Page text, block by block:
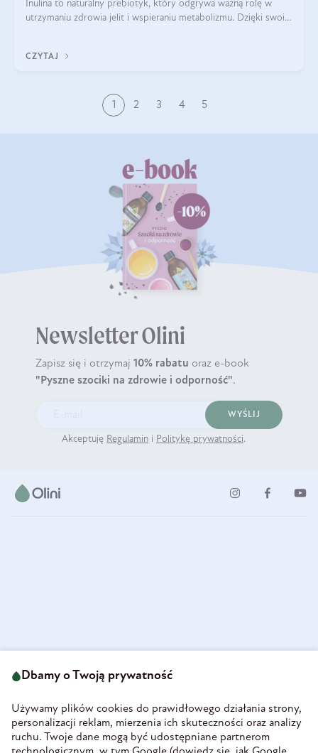
Inulina to naturalny prebiotyk, który odgrywa ważną rolę w
utrzymaniu zdrowia jelit i wspieraniu metabolizmu. Dzięki swoim
CZYTAJ
1 2 3 4 5
Newsletter Olini
Zapisz się i otrzymaj 10% rabatu oraz e-book
"Pyszne szociki na zdrowie i odporność".
WYŚLIJ
Akceptuję Regulamin i Politykę prywatności.
58-160 Świebodzice
REGON 890213034
INFORMACJE
Dbamy o Twoją prywatność
Używamy plików cookies do prawidłowego działania strony,
personalizacji reklam, mierzenia ich skuteczności oraz analizy
ruchu. Twoje dane mogą być udostępniane partnerom